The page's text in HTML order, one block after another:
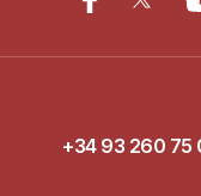
+34 93 260 75